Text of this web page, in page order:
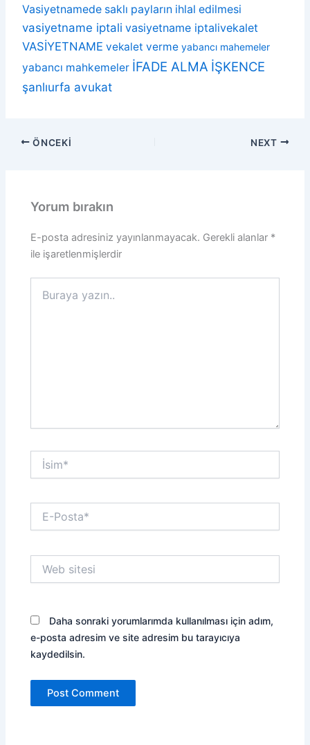
Vasiyetnamede saklı payların ihlal edilmesi
vasiyetname iptali vasiyetname iptalivekalet
VASİYETNAME vekalet verme yabancı mahemeler
yabancı mahkemeler İFADE ALMA İŞKENCE
şanlıurfa avukat
ÖNCEKI NEXT
Yorum bırakın
E-posta adresiniz yayınlanmayacak. Gerekli alanlar *
ile işaretlenmişlerdir
yazın..
İsim*
Posta*
sitesi
Daha sonraki yorumlarımda kullanılması için adım,
e-posta adresim ve site adresim bu tarayıcıya
kaydedilsin.